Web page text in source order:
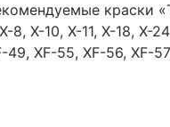
краски
8, X-10, X-11, X-18, X-
49, XF-55, XF-56, XF-